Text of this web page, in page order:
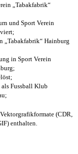
„Tabakfabrik“
und Sport Verein
„Tabakfabrik“ Hainburg
in Sport Verein
Fussball Klub
(CDR,
enthalten.